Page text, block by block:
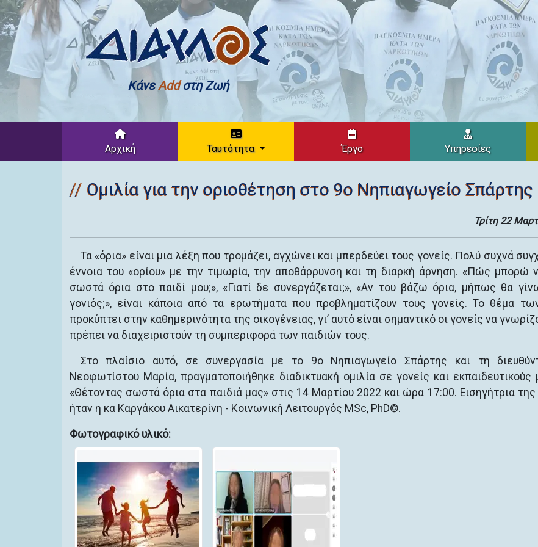
ΚάνεAddστη Ζωή
Αρχική Ταυτότητα Έργο Υπηρεσίες
Ομιλία για την οριοθέτηση στο 9ο Νηπιαγωγείο Σπάρτης
Τρίτη 22
Τα «όρια» είναι μια λέξη που τρομάζει, αγχώνει και μπερδεύει τους γονείς. Πολύ συχνά
έννοια του «ορίου» με την τιμωρία, την αποθάρρυνση και τη διαρκή άρνηση. «Πώς μπορώ
σωστά όρια στο παιδί μου;», «Γιατί δε συνεργάζεται;», «Αν του βάζω όρια, μήπως θα
γονιός;», είναι κάποια από τα ερωτήματα που προβληματίζουν τους γονείς. Το θέμα
προκύπτει στην καθημερινότητα της οικογένειας, γι’ αυτό είναι σημαντικό οι γονείς να
πρέπει να διαχειριστούν τη συμπεριφορά των παιδιών τους.
Στο πλαίσιο αυτό, σε συνεργασία με το 9ο Νηπιαγωγείο Σπάρτης και τη
Νεοφωτίστου Μαρία, πραγματοποιήθηκε διαδικτυακή ομιλία σε γονείς και εκπαιδευτικούς
«Θέτοντας σωστά όρια στα παιδιά μας» στις 14 Μαρτίου 2022 και ώρα 17:00. Εισηγήτρια της
ήταν η κα Καργάκου Αικατερίνη - Κοινωνική Λειτουργός MSc, PhD©.
Φωτογραφικό υλικό: